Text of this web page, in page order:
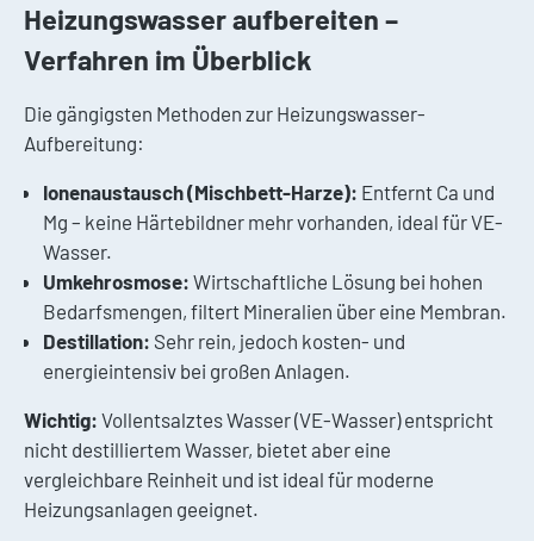
Heizungswasser aufbereiten –
Verfahren im Überblick
Die gängigsten Methoden zur Heizungswasser-
Aufbereitung:
Ionenaustausch (Mischbett-Harze): Entfernt Ca und
Mg – keine Härtebildner mehr vorhanden, ideal für VE-
Wasser.
Umkehrosmose: Wirtschaftliche Lösung bei hohen
Bedarfsmengen, filtert Mineralien über eine Membran.
Destillation: Sehr rein, jedoch kosten- und
energieintensiv bei großen Anlagen.
Wichtig: Vollentsalztes Wasser (VE-Wasser) entspricht
nicht destilliertem Wasser, bietet aber eine
vergleichbare Reinheit und ist ideal für moderne
Heizungsanlagen geeignet.